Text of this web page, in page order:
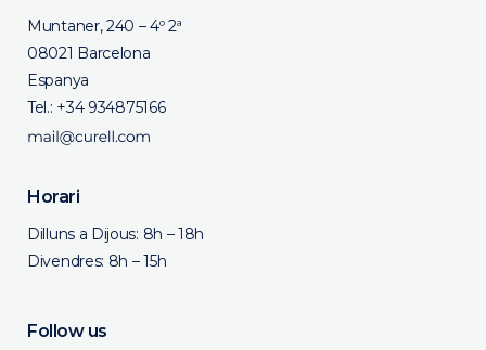
Muntaner, 240 – 4º 2ª
08021 Barcelona
Espanya
Tel.: +34 934875166
Horari
Dilluns a Dijous: 8h – 18h
Divendres: 8h – 15h
Follow us